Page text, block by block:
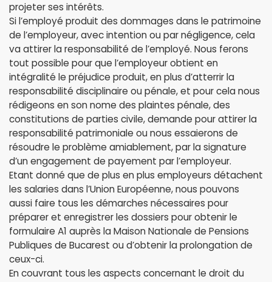
projeter ses intérêts.
Si l’employé produit des dommages dans le patrimoine
de l’employeur, avec intention ou par négligence, cela
va attirer la responsabilité de l’employé. Nous ferons
tout possible pour que l’employeur obtient en
intégralité le préjudice produit, en plus d’atterrir la
responsabilité disciplinaire ou pénale, et pour cela nous
rédigeons en son nome des plaintes pénale, des
constitutions de parties civile, demande pour attirer la
responsabilité patrimoniale ou nous essaierons de
résoudre le problème amiablement, par la signature
d’un engagement de payement par l’employeur.
Etant donné que de plus en plus employeurs détachent
les salaries dans l’Union Européenne, nous pouvons
aussi faire tous les démarches nécessaires pour
préparer et enregistrer les dossiers pour obtenir le
formulaire A1 auprès la Maison Nationale de Pensions
Publiques de Bucarest ou d’obtenir la prolongation de
ceux-ci.
En couvrant tous les aspects concernant le droit du